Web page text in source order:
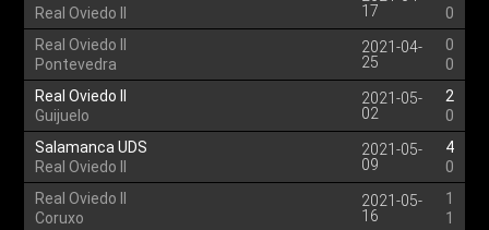
Real Oviedo II
17
0
Real Oviedo II
Pontevedra
2021-04-
25
0
0
Real Oviedo II
Guijuelo
2021-05-
02
2
0
Salamanca UDS
Real Oviedo II
2021-05-
09
4
0
Real Oviedo II
Coruxo
2021-05-
16
1
1